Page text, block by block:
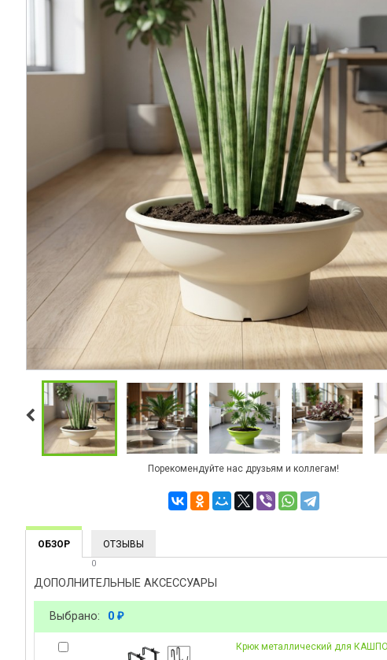
Порекомендуйте нас друзьям и коллегам!
ОБЗОР ОТЗЫВЫ
0
ДОПОЛНИТЕЛЬНЫЕ АКСЕССУАРЫ
Выбрано: 0 ₽
Крюк металлический для КАШПО